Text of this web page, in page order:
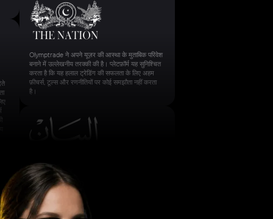
Olymptrade ने अपने यूज़र की आस्था के मुताबिक परिवेश
बनाने में उल्लेखनीय तरक्की की है। प्लेटफ़ॉर्म यह सुनिश्चित
करता है कि यह हलाल ट्रेडिंग की सफलता के लिए अहम
फ़ीचर्स, टूल्स और रणनीतियों पर कोई समझौता नहीं करता
है।
प्रथाओं के मुताबिक़ ढालना मुश्किल हो सकता है। हालाँकि,
Olymptrade जैसे प्लेटफ़ॉर्मों की बदौलत, ट्रेडरों के पास
अब ऐसे प्लेटफ़ॉर्म से जुड़ने का विकल्प है जो इन सिद्धांतों का
सम्मान करता है।